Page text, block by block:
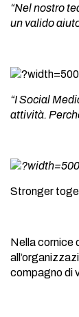
“Nel nostro
un valido
“I Social
attività.
Stronger
Nella cornice
compagno di